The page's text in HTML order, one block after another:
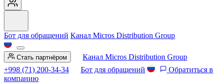
Бот для обращений Канал Micros Distribution Group
Стать партнёром
Канал Micros Distribution Group
+998 (71) 200-34-34
Бот для обращений
Обратиться в
компанию